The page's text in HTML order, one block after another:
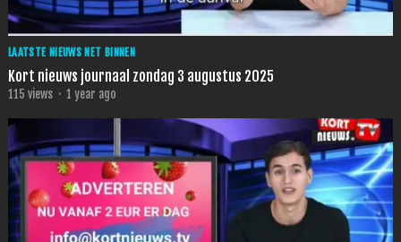
LAATSTE NIEUWS NET BINNEN
Kort nieuws journaal zondag 3 augustus 2025
115 views · 1 year ago